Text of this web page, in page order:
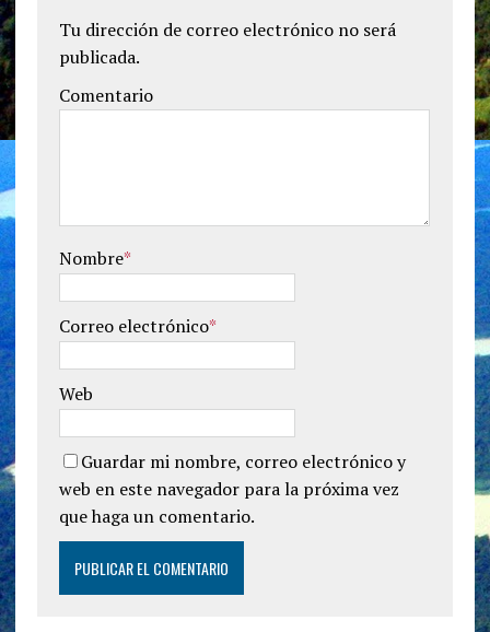
Tu dirección de correo electrónico no será
publicada.
Comentario
Nombre*
Correo electrónico*
Web
Guardar mi nombre, correo electrónico y
web en este navegador para la próxima vez
que haga un comentario.